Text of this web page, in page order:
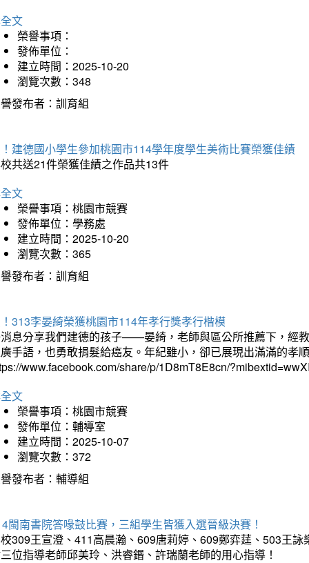
文
榮譽事項：
發佈單位：
建立時間：2025-10-20
瀏覽次數：348
發布者：訓育組
建德國小學生參加桃園市114學年度學生美術比賽榮獲佳績
共送21件榮獲佳績之作品共13件
文
榮譽事項：桃園市競賽
發佈單位：學務處
建立時間：2025-10-20
瀏覽次數：365
發布者：訓育組
313李晏綺榮獲桃園市114年孝行獎孝行楷模
息分享我們建德的孩子——晏綺，老師與區公所推薦下，經
手語，也勇敢捐髮給癌友。年紀雖小，卻已展現出滿滿的孝
www.facebook.com/share/p/1D8mT8E8cn/
文
榮譽事項：桃園市競賽
發佈單位：輔導室
建立時間：2025-10-07
瀏覽次數：372
發布者：輔導組
閩南書院答喙鼓比賽，三組學生皆獲入選晉級決賽！
309王宣澄、411高晨瀚、609唐莉婷、609鄭弈莛、503王
位指導老師邱美玲、洪睿鍲、許瑞蘭老師的用心指導！